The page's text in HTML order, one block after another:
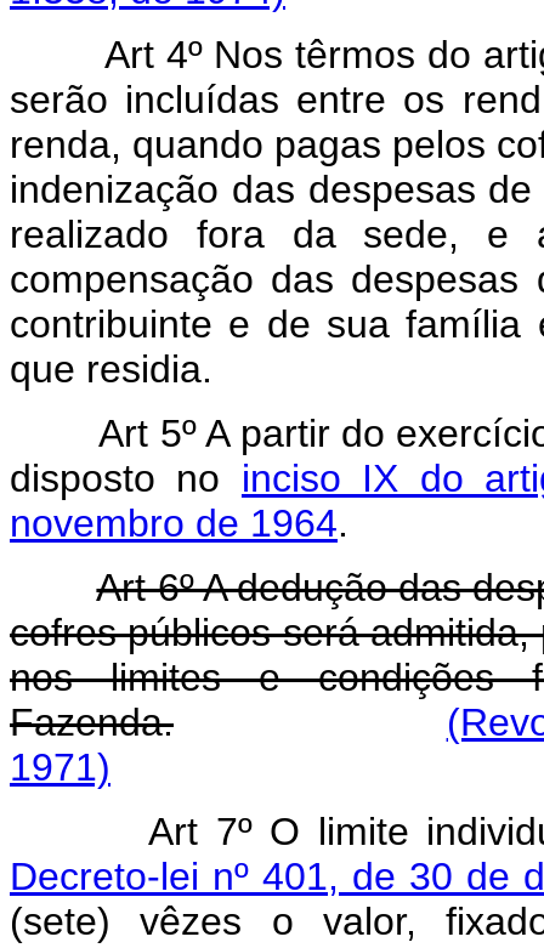
Art 4º Nos têrmos do
serão incluídas entre os
renda, quando pagas pelos
indenização das despesas
realizado fora da sede, e
compensação das
contribuinte e de sua família
que residia.
Art 5º A partir do
disposto no inciso IX do
novembro de 1964.
Art 6º A dedução das
cofres públicos será
nos limites e condições
Fazenda.
1971)
Art 7º O limite
Decreto-lei nº 401, de 30 de
(sete) vêzes o valor,